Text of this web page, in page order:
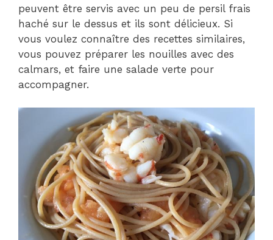
peuvent être servis avec un peu de persil frais
haché sur le dessus et ils sont délicieux. Si
vous voulez connaître des recettes similaires,
vous pouvez préparer les nouilles avec des
calmars, et faire une salade verte pour
accompagner.